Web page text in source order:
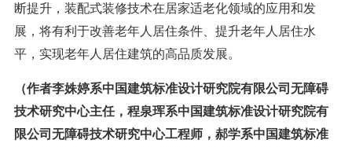
断提升，装配式装修技术在居家适老化领域的应用和发
展，将有利于改善老年人居住条件、提升老年人居住水
平，实现老年人居住建筑的高品质发展。
（作者李姝婷系中国建筑标准设计研究院有限公司无障碍
技术研究中心主任，程泉珲系中国建筑标准设计研究院有
限公司无障碍技术研究中心工程师，郝学系中国建筑标准